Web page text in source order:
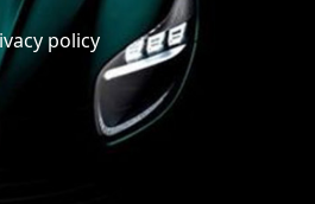
policy